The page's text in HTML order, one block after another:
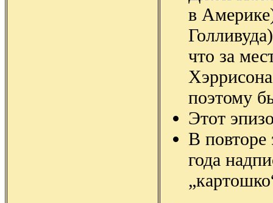
в
что за
поэтому
Этот
В повторе
года